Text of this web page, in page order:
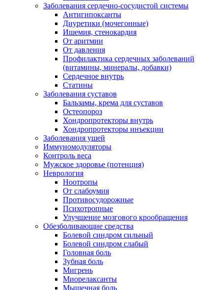
Заболевания сердечно-сосудистой системы
Антигипоксанты
Диуретики (мочегонные)
Ишемия, стенокардия
От аритмии
От давления
Профилактика сердечных заболеваний
(витамины, минералы, добавки)
Сердечное внутрь
Статины
Заболевания суставов
Бальзамы, крема для суставов
Остеопороз
Хондропротекторы внутрь
Хондропротекторы инъекции
Заболевания ушей
Иммуномодуляторы
Контроль веса
Мужское здоровье (потенция)
Неврология
Ноотропы
От слабоумия
Противосудорожные
Психотропные
Улучшение мозгового крообращения
Обезболивающие средства
Болевой синдром сильный
Болевой синдром слабый
Головная боль
Зубная боль
Мигрень
Миорелаксанты
Мышечная боль